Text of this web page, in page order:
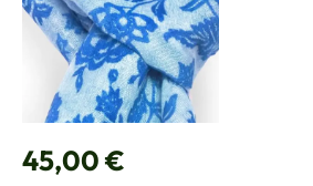
Regulärer Preis:
45,00 €